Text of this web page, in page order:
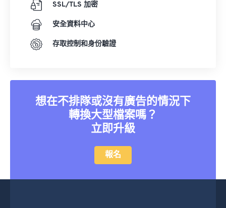
SSL/TLS 加密
安全資料中心
存取控制和身份驗證
想在不排隊或沒有廣告的情況下
轉換大型檔案嗎？
立即升級
報名